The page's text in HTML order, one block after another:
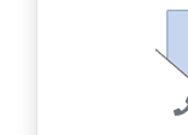
renifleur